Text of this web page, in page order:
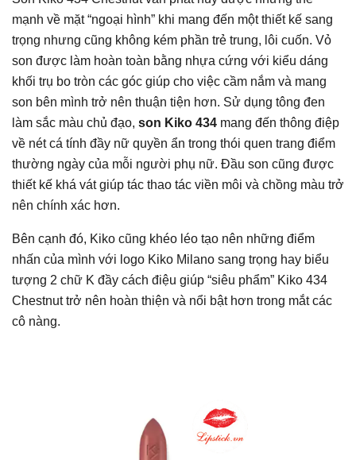
mạnh về mặt “ngoại hình” khi mang đến một thiết kế sang
trọng nhưng cũng không kém phần trẻ trung, lôi cuốn. Vỏ
son được làm hoàn toàn bằng nhựa cứng với kiểu dáng
khối trụ bo tròn các góc giúp cho việc cầm nắm và mang
son bên mình trở nên thuận tiện hơn. Sử dụng tông đen
làm sắc màu chủ đạo, son Kiko 434 mang đến thông điệp
về nét cá tính đầy nữ quyền ẩn trong thói quen trang điểm
thường ngày của mỗi người phụ nữ. Đầu son cũng được
thiết kế khá vát giúp tác thao tác viền môi và chồng màu trở
nên chính xác hơn.
Bên cạnh đó, Kiko cũng khéo léo tạo nên những điểm
nhấn của mình với logo Kiko Milano sang trọng hay biểu
tượng 2 chữ K đầy cách điệu giúp “siêu phẩm” Kiko 434
Chestnut trở nên hoàn thiện và nổi bật hơn trong mắt các
cô nàng.